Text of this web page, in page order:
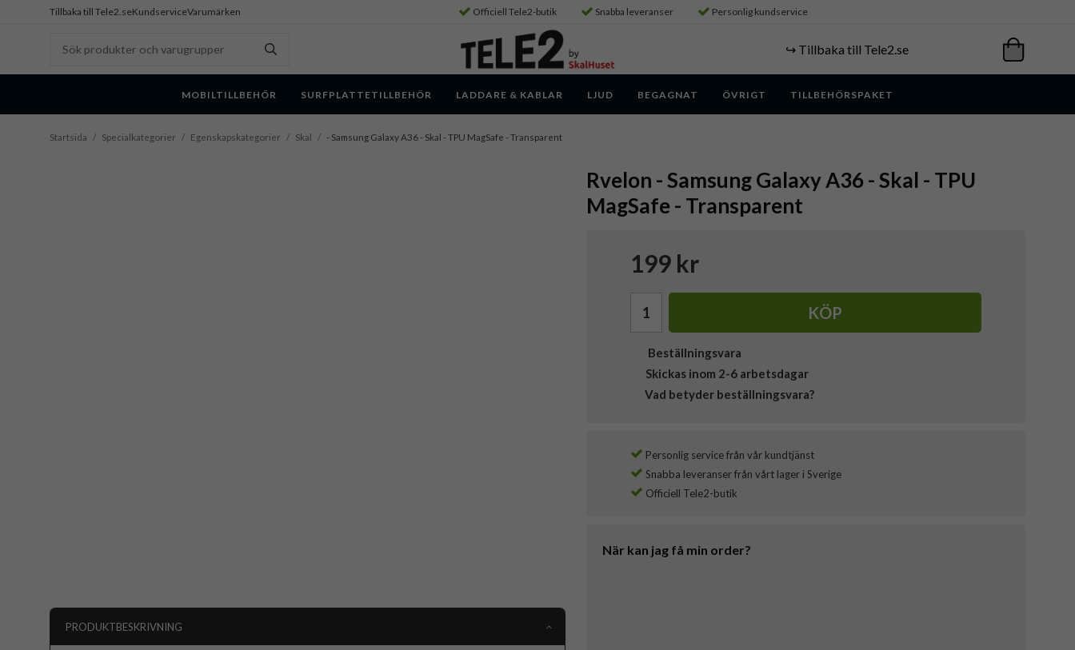
Tillbaka till Tele2.seKundserviceVarumärken Officiell Tele2-butik Snabba leveranser Personlig kundservice
↪️ Tillbaka till Tele2.se
MOBILTILLBEHÖR SURFPLATTETILLBEHÖR LADDARE & KABLAR LJUD BEGAGNAT ÖVRIGT TILLBEHÖRSPAKET
Startsida / Specialkategorier / Egenskapskategorier / Skal / - Samsung Galaxy A36 - Skal - TPU MagSafe - Transparent
Rvelon - Samsung Galaxy A36 - Skal - TPU
MagSafe - Transparent
199 kr
KÖP
Beställningsvara
Skickas inom 2-6 arbetsdagar
Vad betyder beställningsvara?
Personlig service från vår kundtjänst
Snabba leveranser från vårt lager i Sverige
Officiell Tele2-butik
När kan jag få min order?
PRODUKTBESKRIVNING